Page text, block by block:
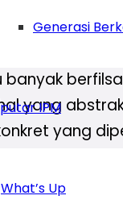
Generasi
IPM
What’s Up
dan
yang
yang
kritis dan